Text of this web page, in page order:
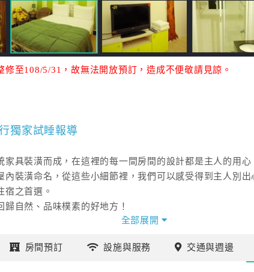
修至108/5/31，故無法開放預訂，造成不便敬請見諒。
獨家試睡報導
家具裝潢而成，在這裡的每一間房間的設計都是主人的用心
內裝潢命名，從這些小細節裡，我們可以感受得到主人別出
宿之首選。
歸自然、品味樸素的好地方！
全部展開
房間預訂 設施與服務 交通與週邊